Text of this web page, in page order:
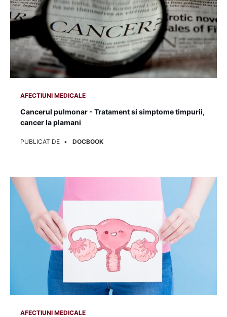
AFECTIUNI MEDICALE
Cancerul pulmonar - Tratament si simptome timpurii,
cancer la plamani
PUBLICAT DE DOCBOOK
AFECTIUNI MEDICALE